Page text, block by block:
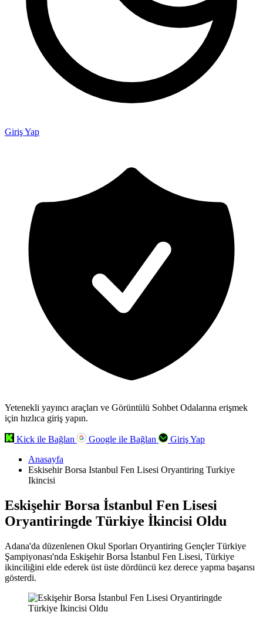
Giriş Yap
Yetenekli yayıncı araçları ve Görüntülü Sohbet Odalarına erişmek
için hızlıca giriş yapın.
Kick ile Bağlan Google ile Bağlan
Giriş Yap
Anasayfa
Eskisehir Borsa Istanbul Fen Lisesi Oryantiring Turkiye
Ikincisi
Eskişehir Borsa İstanbul Fen Lisesi
Oryantiringde Türkiye İkincisi Oldu
Adana'da düzenlenen Okul Sporları Oryantiring Gençler Türkiye
Şampiyonası'nda Eskişehir Borsa İstanbul Fen Lisesi, Türkiye
ikinciliğini elde ederek üst üste dördüncü kez derece yapma başarısı
gösterdi.